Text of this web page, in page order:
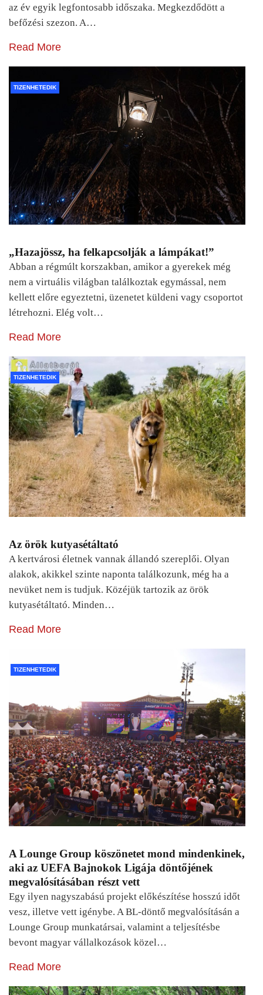
az év egyik legfontosabb időszaka. Megkezdődött a
befőzési szezon. A…
Read More
TIZENHETEDIK
„Hazajössz, ha felkapcsolják a lámpákat!”
Abban a régmúlt korszakban, amikor a gyerekek még
nem a virtuális világban találkoztak egymással, nem
kellett előre egyeztetni, üzenetet küldeni vagy csoportot
létrehozni. Elég volt…
Read More
TIZENHETEDIK
Az örök kutyasétáltató
A kertvárosi életnek vannak állandó szereplői. Olyan
alakok, akikkel szinte naponta találkozunk, még ha a
nevüket nem is tudjuk. Közéjük tartozik az örök
kutyasétáltató. Minden…
Read More
TIZENHETEDIK
A Lounge Group köszönetet mond mindenkinek,
aki az UEFA Bajnokok Ligája döntőjének
megvalósításában részt vett
Egy ilyen nagyszabású projekt előkészítése hosszú időt
vesz, illetve vett igénybe. A BL-döntő megvalósításán a
Lounge Group munkatársai, valamint a teljesítésbe
bevont magyar vállalkozások közel…
Read More